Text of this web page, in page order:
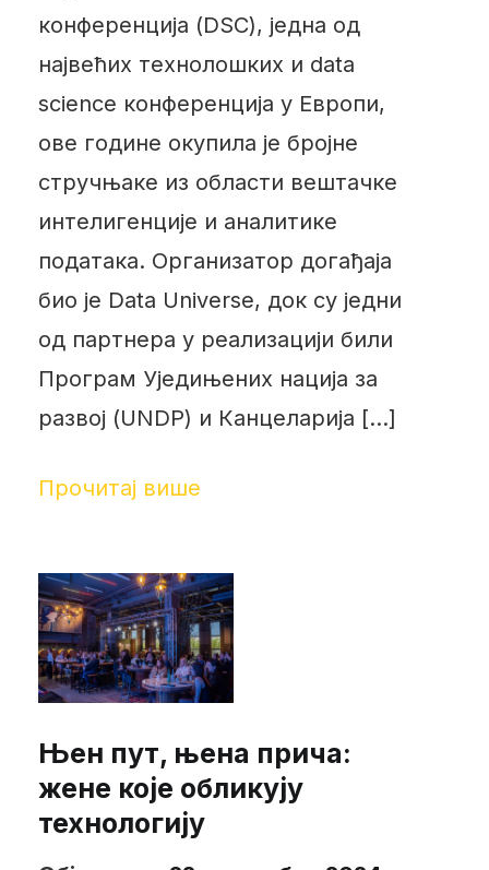
конференција (DSC), једна од
највећих технолошких и data
science конференција у Европи,
ове године окупила је бројне
стручњаке из области вештачке
интелигенције и аналитике
података. Организатор догађаја
био је Data Universe, док су једни
од партнера у реализацији били
Програм Уједињених нација за
развој (UNDP) и Канцеларија […]
Прочитај више
Њен пут, њена прича:
жене које обликују
технологију